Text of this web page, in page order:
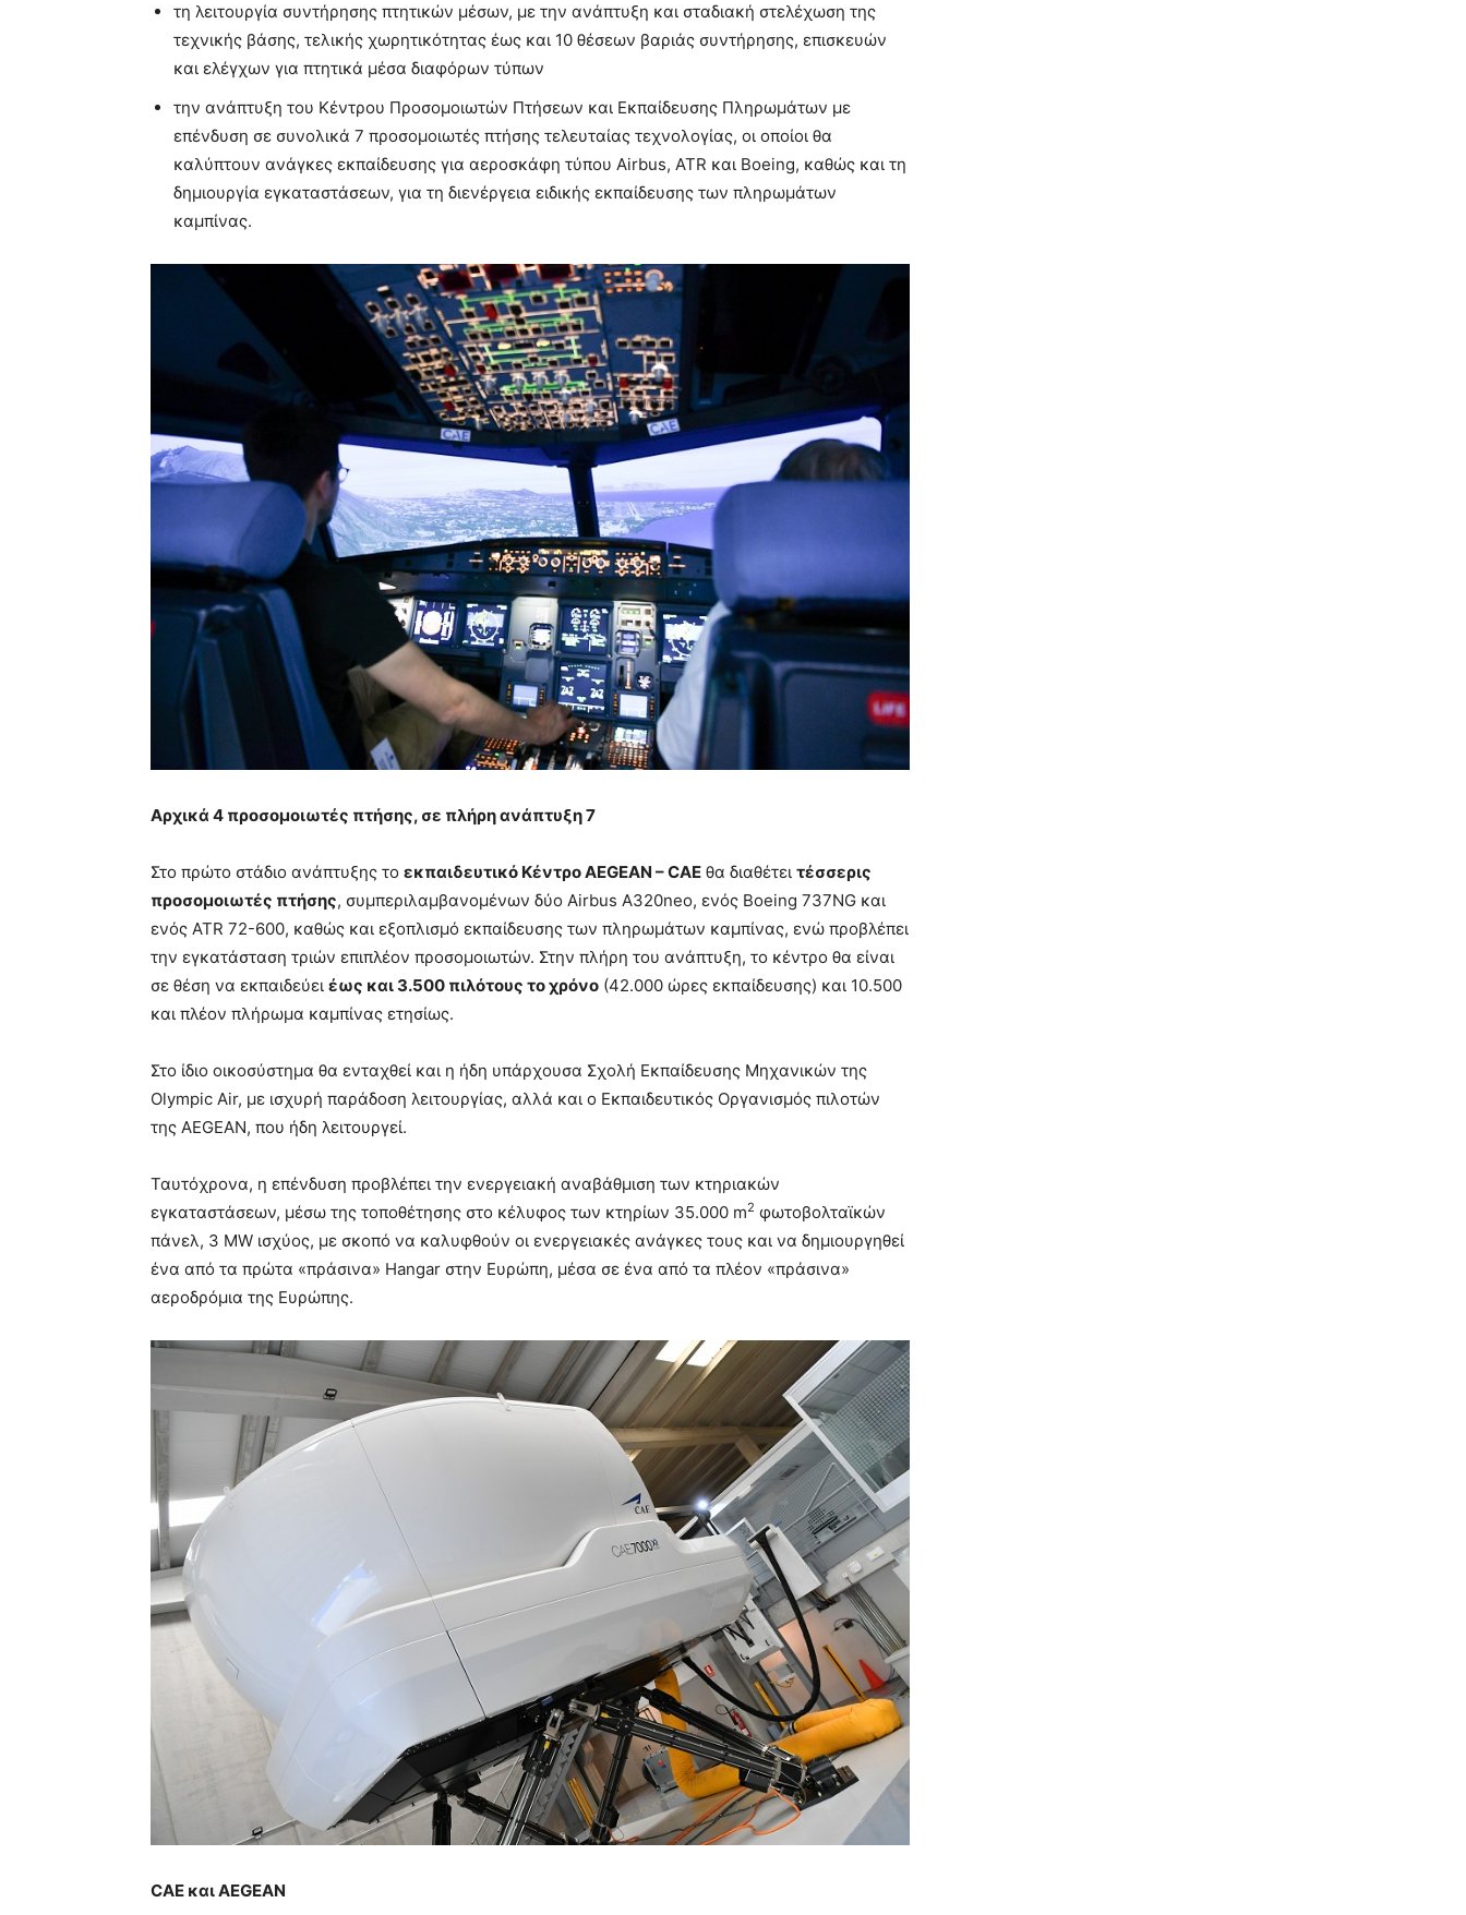
τη λειτουργία συντήρησης πτητικών μέσων, με την ανάπτυξη και σταδιακή στελέχωση της
τεχνικής βάσης, τελικής χωρητικότητας έως και 10 θέσεων βαριάς συντήρησης, επισκευών
και ελέγχων για πτητικά μέσα διαφόρων τύπων
την ανάπτυξη του Κέντρου Προσομοιωτών Πτήσεων και Εκπαίδευσης Πληρωμάτων με
επένδυση σε συνολικά 7 προσομοιωτές πτήσης τελευταίας τεχνολογίας, οι οποίοι θα
καλύπτουν ανάγκες εκπαίδευσης για αεροσκάφη τύπου Airbus, ATR και Boeing, καθώς και τη
δημιουργία εγκαταστάσεων, για τη διενέργεια ειδικής εκπαίδευσης των πληρωμάτων
καμπίνας.
Αρχικά 4 προσομοιωτές πτήσης, σε πλήρη ανάπτυξη 7
Στο πρώτο στάδιο ανάπτυξης το εκπαιδευτικό Κέντρο AEGEAN – CAE θα διαθέτει τέσσερις
προσομοιωτές πτήσης, συμπεριλαμβανομένων δύο Airbus A320neo, ενός Boeing 737NG και
ενός ATR 72-600, καθώς και εξοπλισμό εκπαίδευσης των πληρωμάτων καμπίνας, ενώ προβλέπει
την εγκατάσταση τριών επιπλέον προσομοιωτών. Στην πλήρη του ανάπτυξη, το κέντρο θα είναι
σε θέση να εκπαιδεύει έως και 3.500 πιλότους το χρόνο (42.000 ώρες εκπαίδευσης) και 10.500
και πλέον πλήρωμα καμπίνας ετησίως.
Στο ίδιο οικοσύστημα θα ενταχθεί και η ήδη υπάρχουσα Σχολή Εκπαίδευσης Μηχανικών της
Olympic Air, με ισχυρή παράδοση λειτουργίας, αλλά και ο Εκπαιδευτικός Οργανισμός πιλοτών
της AEGEAN, που ήδη λειτουργεί.
Ταυτόχρονα, η επένδυση προβλέπει την ενεργειακή αναβάθμιση των κτηριακών
εγκαταστάσεων, μέσω της τοποθέτησης στο κέλυφος των κτηρίων 35.000 m2 φωτοβολταϊκών
πάνελ, 3 MW ισχύος, με σκοπό να καλυφθούν οι ενεργειακές ανάγκες τους και να δημιουργηθεί
ένα από τα πρώτα «πράσινα» Hangar στην Ευρώπη, μέσα σε ένα από τα πλέον «πράσινα»
αεροδρόμια της Ευρώπης.
CAE και AEGEAN